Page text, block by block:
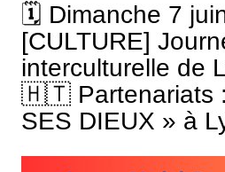
🗓️ Dimanche 7
[CULTURE]
interculturelle de
🇭🇹 Partenariats
SES DIEUX » à